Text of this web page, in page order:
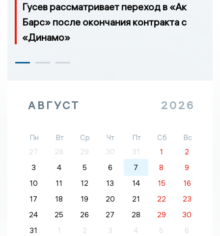
Гусев рассматривает переход в «Ак
Барс» после окончания контракта с
«Динамо»
АВГУСТ 2026
Пн Вт Ср Чт Пт Сб
Вс
27
28 29 30 31 1
2
3
4 5 6 7 8
9
10
11 12 13 14 15
16
17
18 19 20 21 22
23
24
25 26 27 28 29
30
31
1 2 3 4 5 6